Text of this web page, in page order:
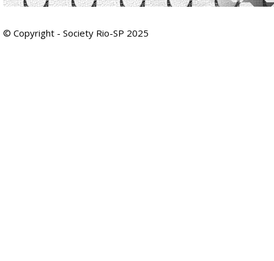
© Copyright - Society Rio-SP 2025